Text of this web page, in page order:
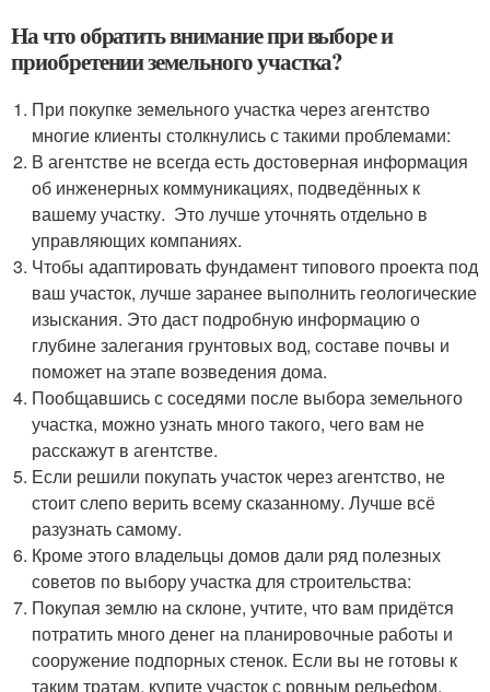
На что обратить внимание при выборе и
приобретении земельного участка?
При покупке земельного участка через агентство
многие клиенты столкнулись с такими проблемами:
В агентстве не всегда есть достоверная информация
об инженерных коммуникациях, подведённых к
вашему участку. Это лучше уточнять отдельно в
управляющих компаниях.
Чтобы адаптировать фундамент типового проекта под
ваш участок, лучше заранее выполнить геологические
изыскания. Это даст подробную информацию о
глубине залегания грунтовых вод, составе почвы и
поможет на этапе возведения дома.
Пообщавшись с соседями после выбора земельного
участка, можно узнать много такого, чего вам не
расскажут в агентстве.
Если решили покупать участок через агентство, не
стоит слепо верить всему сказанному. Лучше всё
разузнать самому.
Кроме этого владельцы домов дали ряд полезных
советов по выбору участка для строительства:
Покупая землю на склоне, учтите, что вам придётся
потратить много денег на планировочные работы и
сооружение подпорных стенок. Если вы не готовы к
таким тратам, купите участок с ровным рельефом.